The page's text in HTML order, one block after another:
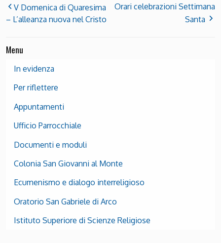
V Domenica di Quaresima
– L’alleanza nuova nel Cristo
Orari celebrazioni Settimana
Santa
Menu
In evidenza
Per riflettere
Appuntamenti
Ufficio Parrocchiale
Documenti e moduli
Colonia San Giovanni al Monte
Ecumenismo e dialogo interreligioso
Oratorio San Gabriele di Arco
Istituto Superiore di Scienze Religiose